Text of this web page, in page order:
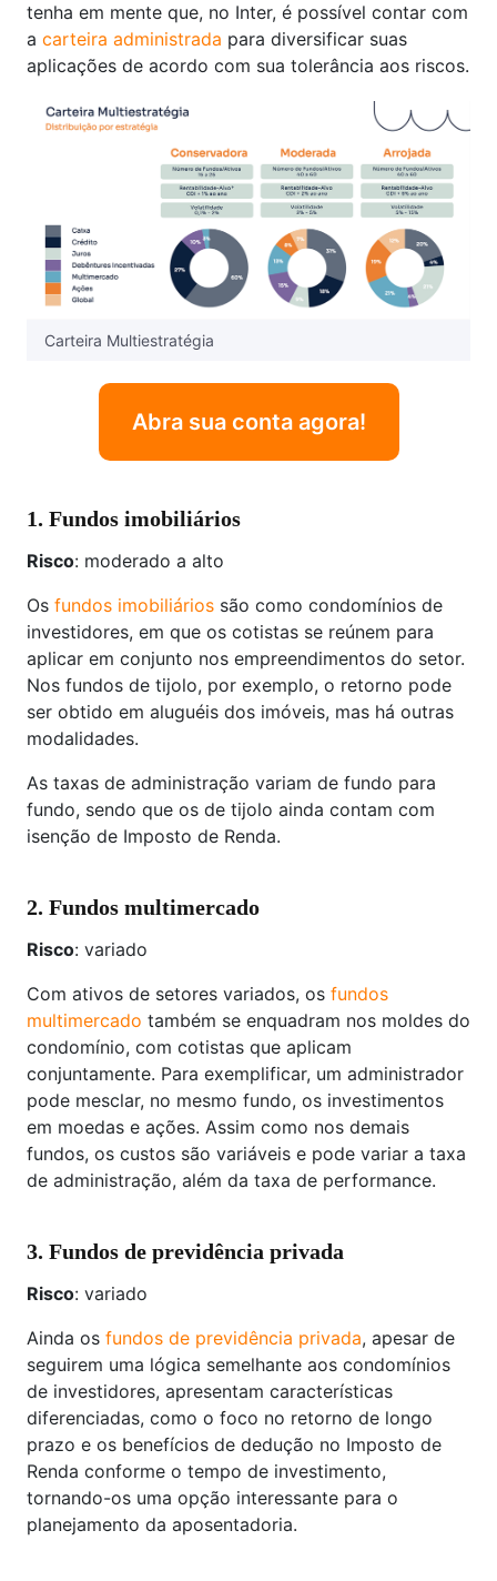
tenha em mente que, no Inter, é possível contar com
a carteira administrada para diversificar suas
aplicações de acordo com sua tolerância aos riscos.
Carteira Multiestratégia
Abra sua conta agora!
1. Fundos imobiliários
Risco: moderado a alto
Os fundos imobiliários são como condomínios de
investidores, em que os cotistas se reúnem para
aplicar em conjunto nos empreendimentos do setor.
Nos fundos de tijolo, por exemplo, o retorno pode
ser obtido em aluguéis dos imóveis, mas há outras
modalidades.
As taxas de administração variam de fundo para
fundo, sendo que os de tijolo ainda contam com
isenção de Imposto de Renda.
2. Fundos multimercado
Risco: variado
Com ativos de setores variados, os fundos
multimercado também se enquadram nos moldes do
condomínio, com cotistas que aplicam
conjuntamente. Para exemplificar, um administrador
pode mesclar, no mesmo fundo, os investimentos
em moedas e ações. Assim como nos demais
fundos, os custos são variáveis e pode variar a taxa
de administração, além da taxa de performance.
3. Fundos de previdência privada
Risco: variado
Ainda os fundos de previdência privada, apesar de
seguirem uma lógica semelhante aos condomínios
de investidores, apresentam características
diferenciadas, como o foco no retorno de longo
prazo e os benefícios de dedução no Imposto de
Renda conforme o tempo de investimento,
tornando-os uma opção interessante para o
planejamento da aposentadoria.